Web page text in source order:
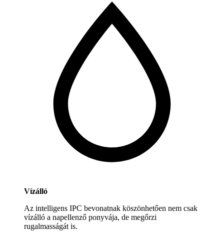
Vízálló
Az intelligens IPC bevonatnak köszönhetően nem csak
vízálló a napellenző ponyvája, de megőrzi
rugalmasságát is.